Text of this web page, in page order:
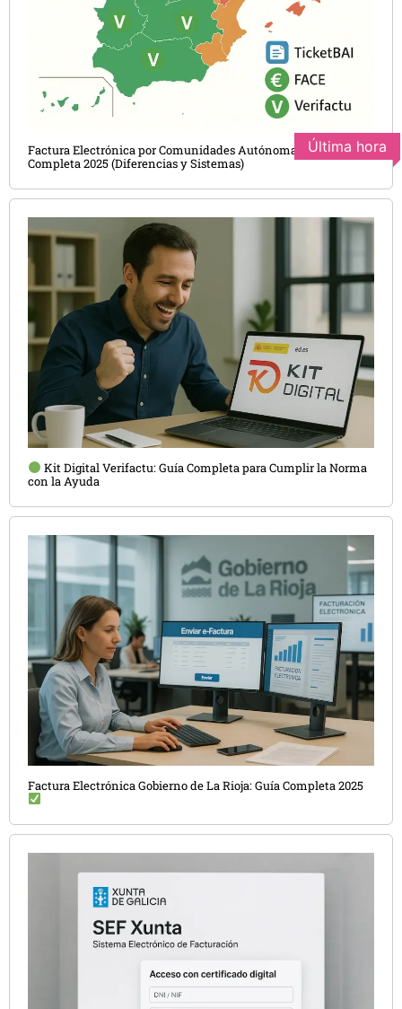
Última hora
Factura Electrónica por Comunidades Autónomas: Guía
Completa 2025 (Diferencias y Sistemas)
Kit Digital Verifactu: Guía Completa para Cumplir la Norma
con la Ayuda
Factura Electrónica Gobierno de La Rioja: Guía Completa 2025